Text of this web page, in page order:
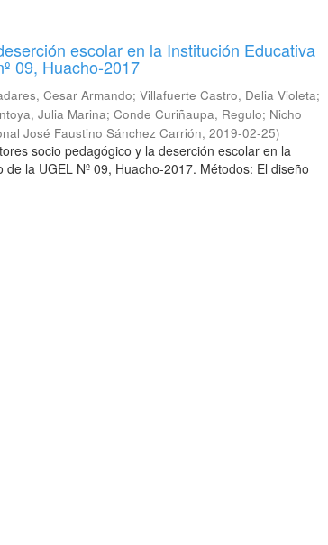
escolar en la Institución Educativa
09, Huacho-2017
Cesar Armando;Villafuerte Castro, Delia Violeta;
Julia Marina;Conde Curiñaupa, Regulo; Nicho
José Faustino Sánchez Carrión,2019-02-25)
socio pedagógico y la deserción escolar en la
la UGEL Nº 09, Huacho-2017. Métodos: El diseño